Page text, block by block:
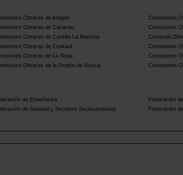
Obreras de Aragón
Comisiones
Obreras de Canarias
Comisiones
Obreras de Castilla-La Mancha
Comissió
Obreras de Euskadi
Comisiones
Obreras de La Rioja
Comisiones
Obreras de la Región de Murcia
Comisiones
de Enseñanza
Federación
de Sanidad y Sectores Sociosanitarios
Federación